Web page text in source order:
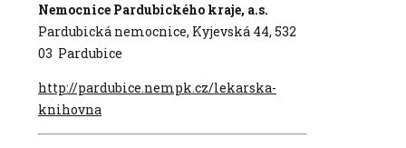
Nemocnice Pardubického kraje, a.s.
Pardubická nemocnice, Kyjevská 44, 532
03 Pardubice
http://pardubice.nempk.cz/lekarska-
knihovna